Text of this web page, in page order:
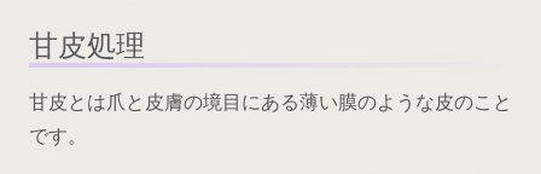
甘皮処理
甘皮とは爪と皮膚の境目にある薄い膜のような皮のこと
です。